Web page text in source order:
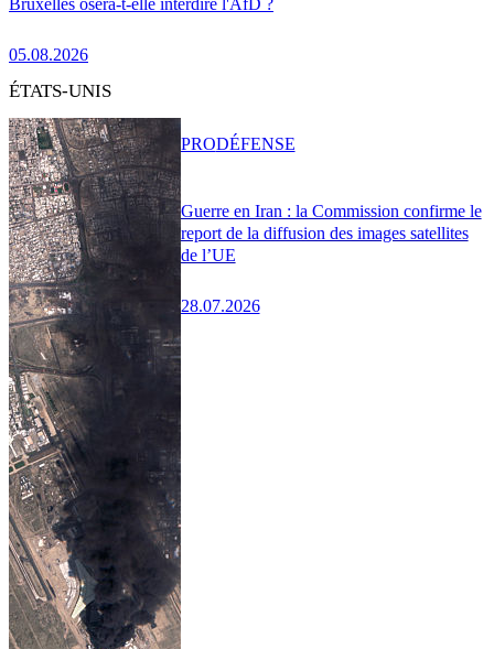
Bruxelles osera-t-elle interdire l'AfD ?
05.08.2026
ÉTATS-UNIS
Guerre en Iran : la Commission confirme le
report de la diffusion des images satellites
de l’UE
28.07.2026
PRODÉFENSE